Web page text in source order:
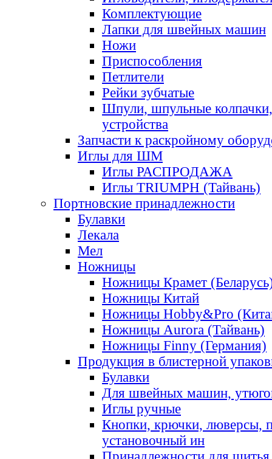
Комплектующие
Лапки для швейных машин
Ножи
Приспособления
Петлители
Рейки зубчатые
Шпули, шпульные
устройства
Запчасти к раскройному
Иглы для ШМ
Иглы РАСПРОДАЖА
Иглы TRIUMPH (Тайвань)
Портновские принадлежности
Булавки
Лекала
Мел
Ножницы
Ножницы Крамет
Ножницы Китай
Ножницы Hobby&Pro
Ножницы Aurora (Тайвань)
Ножницы Finny (Германия)
Продукция в блистерной
Булавки
Для швейных машин,
Иглы ручные
Кнопки, крючки, люверсы,
установочный ин